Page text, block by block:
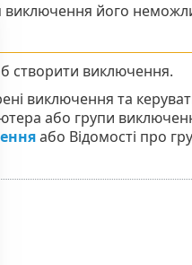
виключення його
створити виключення.
виключення та
або групи
або Відомості про